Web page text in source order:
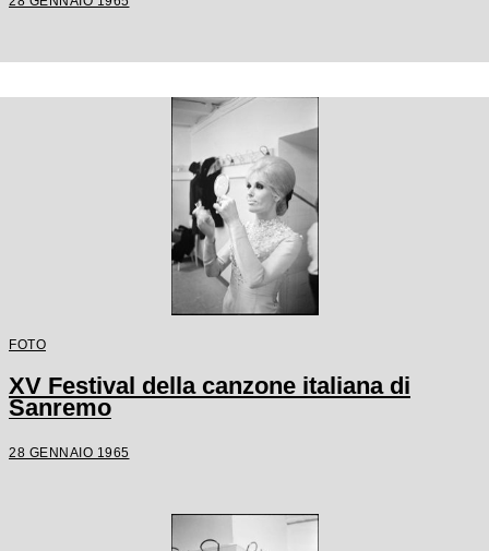
FOTO
XV Festival della canzone italiana di
Sanremo
28 GENNAIO 1965